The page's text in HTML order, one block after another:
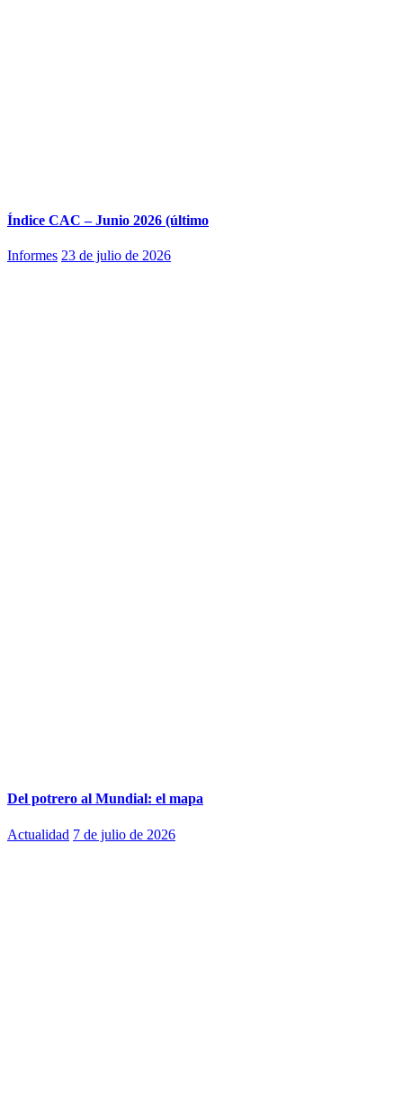
Índice CAC – Junio 2026 (último
Informes 23 de julio de 2026
Del potrero al Mundial: el mapa
Actualidad 7 de julio de 2026